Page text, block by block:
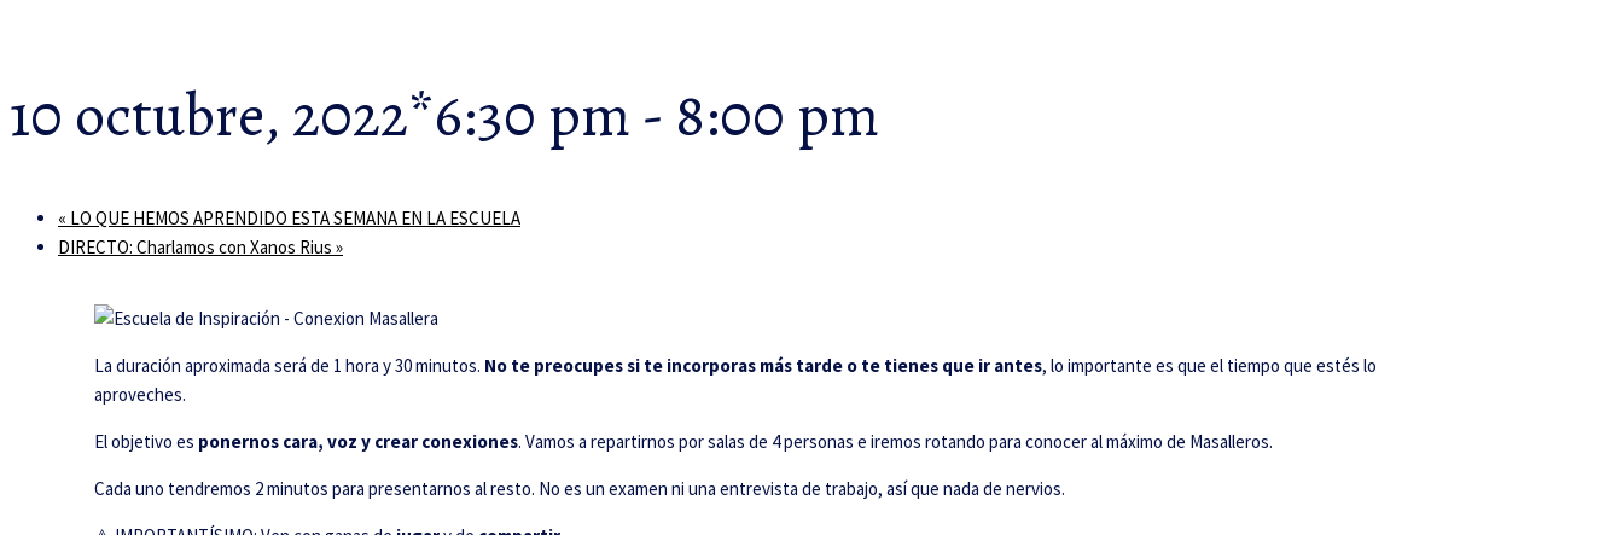
10 octubre, 2022*6:30 pm- 8:00 pm
« LO QUE HEMOS APRENDIDO ESTA SEMANA EN LA ESCUELA
DIRECTO: Charlamos con Xanos Rius »
La duración aproximada será de 1 hora y 30 minutos. No te preocupes si te incorporas más tarde o te tienes que ir antes, lo importante es que el tiempo que estés lo
aproveches.
El objetivo es ponernos cara, voz y crear conexiones. Vamos a repartirnos por salas de 4 personas e iremos rotando para conocer al máximo de Masalleros.
Cada uno tendremos 2 minutos para presentarnos al resto. No es un examen ni una entrevista de trabajo, así que nada de nervios.